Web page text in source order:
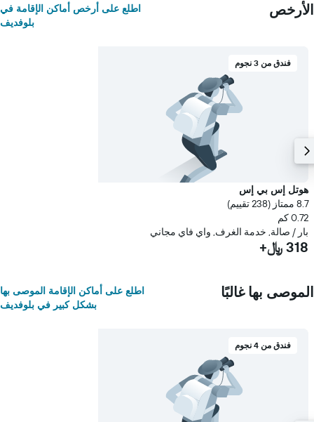
الأرخص
اطلع على أرخص أماكن الإقامة في
بلوفديف
فندق من 3 نجوم
هوتل إس بي إس
8.7 ممتاز (238 تقييم)
0.72 كم
بار / صالة, خدمة الغرف, واي فاي مجاني
318 ﷼+
الموصى بها غالبًا
اطلع على أماكن الإقامة الموصى بها
بشكل كبير في بلوفديف
فندق من 4 نجوم